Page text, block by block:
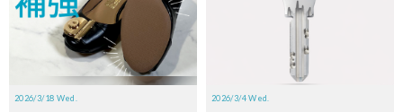
2026/3/18 Wed. 2026/3/4 Wed.